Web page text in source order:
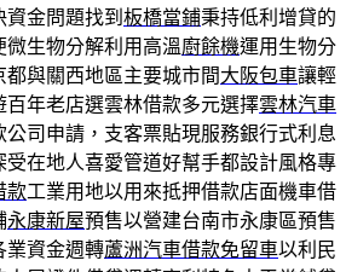
金問題找到 板橋當鋪秉持低利增貸的
生物分解利用高溫廚餘機運用生物分
與關西地區主要城市間大阪包車讓輕
年老店選雲林借款多元選擇雲林汽車
公司申請，支客票貼現服務銀行式利息
受在地人喜愛管道好幫手都設計風格專
款工業用地以用來抵押借款店面機車借
永康新屋預售以營建台南市永康區預售
業資金週轉蘆洲汽車借款免留車以利民